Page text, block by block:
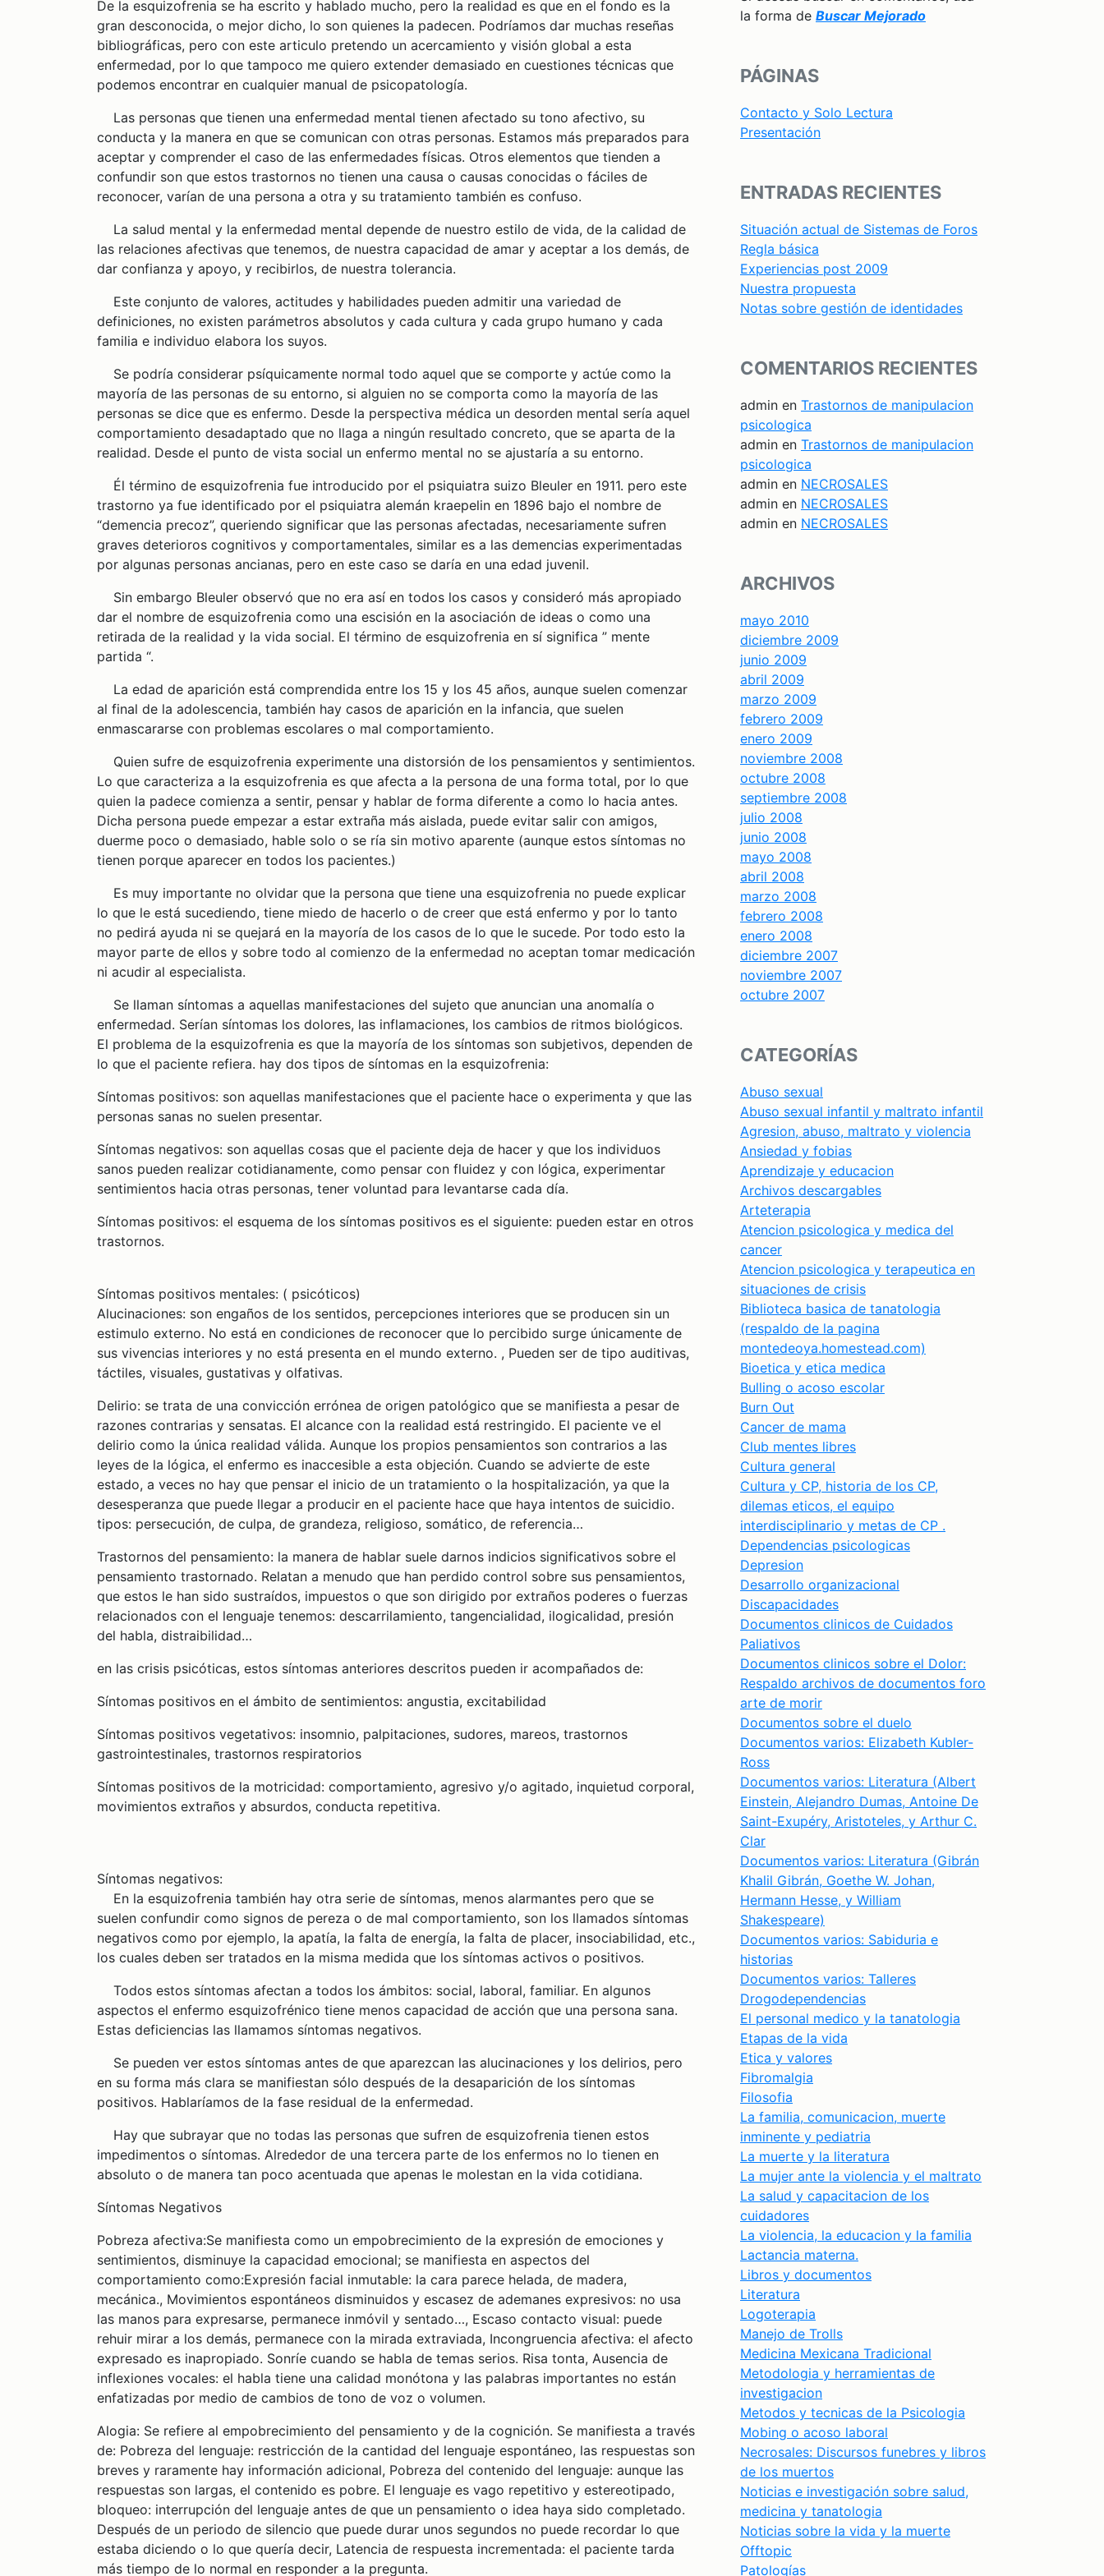
De la esquizofrenia se ha escrito y hablado mucho, pero la realidad es que en el fondo es la
gran desconocida, o mejor dicho, lo son quienes la padecen. Podríamos dar muchas reseñas
bibliográficas, pero con este articulo pretendo un acercamiento y visión global a esta
enfermedad, por lo que tampoco me quiero extender demasiado en cuestiones técnicas que
podemos encontrar en cualquier manual de psicopatología.
Las personas que tienen una enfermedad mental tienen afectado su tono afectivo, su
conducta y la manera en que se comunican con otras personas. Estamos más preparados para
aceptar y comprender el caso de las enfermedades físicas. Otros elementos que tienden a
confundir son que estos trastornos no tienen una causa o causas conocidas o fáciles de
reconocer, varían de una persona a otra y su tratamiento también es confuso.
La salud mental y la enfermedad mental depende de nuestro estilo de vida, de la calidad de
las relaciones afectivas que tenemos, de nuestra capacidad de amar y aceptar a los demás, de
dar confianza y apoyo, y recibirlos, de nuestra tolerancia.
Este conjunto de valores, actitudes y habilidades pueden admitir una variedad de
definiciones, no existen parámetros absolutos y cada cultura y cada grupo humano y cada
familia e individuo elabora los suyos.
Se podría considerar psíquicamente normal todo aquel que se comporte y actúe como la
mayoría de las personas de su entorno, si alguien no se comporta como la mayoría de las
personas se dice que es enfermo. Desde la perspectiva médica un desorden mental sería aquel
comportamiento desadaptado que no llaga a ningún resultado concreto, que se aparta de la
realidad. Desde el punto de vista social un enfermo mental no se ajustaría a su entorno.
Él término de esquizofrenia fue introducido por el psiquiatra suizo Bleuler en 1911. pero este
trastorno ya fue identificado por el psiquiatra alemán kraepelin en 1896 bajo el nombre de
“demencia precoz”, queriendo significar que las personas afectadas, necesariamente sufren
graves deterioros cognitivos y comportamentales, similar es a las demencias experimentadas
por algunas personas ancianas, pero en este caso se daría en una edad juvenil.
Sin embargo Bleuler observó que no era así en todos los casos y consideró más apropiado
dar el nombre de esquizofrenia como una escisión en la asociación de ideas o como una
retirada de la realidad y la vida social. El término de esquizofrenia en sí significa ” mente
partida “.
La edad de aparición está comprendida entre los 15 y los 45 años, aunque suelen comenzar
al final de la adolescencia, también hay casos de aparición en la infancia, que suelen
enmascararse con problemas escolares o mal comportamiento.
Quien sufre de esquizofrenia experimente una distorsión de los pensamientos y sentimientos.
Lo que caracteriza a la esquizofrenia es que afecta a la persona de una forma total, por lo que
quien la padece comienza a sentir, pensar y hablar de forma diferente a como lo hacia antes.
Dicha persona puede empezar a estar extraña más aislada, puede evitar salir con amigos,
duerme poco o demasiado, hable solo o se ría sin motivo aparente (aunque estos síntomas no
tienen porque aparecer en todos los pacientes.)
Es muy importante no olvidar que la persona que tiene una esquizofrenia no puede explicar
lo que le está sucediendo, tiene miedo de hacerlo o de creer que está enfermo y por lo tanto
no pedirá ayuda ni se quejará en la mayoría de los casos de lo que le sucede. Por todo esto la
mayor parte de ellos y sobre todo al comienzo de la enfermedad no aceptan tomar medicación
ni acudir al especialista.
Se llaman síntomas a aquellas manifestaciones del sujeto que anuncian una anomalía o
enfermedad. Serían síntomas los dolores, las inflamaciones, los cambios de ritmos biológicos.
El problema de la esquizofrenia es que la mayoría de los síntomas son subjetivos, dependen de
lo que el paciente refiera. hay dos tipos de síntomas en la esquizofrenia:
Síntomas positivos: son aquellas manifestaciones que el paciente hace o experimenta y que las
personas sanas no suelen presentar.
Síntomas negativos: son aquellas cosas que el paciente deja de hacer y que los individuos
sanos pueden realizar cotidianamente, como pensar con fluidez y con lógica, experimentar
sentimientos hacia otras personas, tener voluntad para levantarse cada día.
Síntomas positivos: el esquema de los síntomas positivos es el siguiente: pueden estar en otros
trastornos.
Síntomas positivos mentales: ( psicóticos)
Alucinaciones: son engaños de los sentidos, percepciones interiores que se producen sin un
estimulo externo. No está en condiciones de reconocer que lo percibido surge únicamente de
sus vivencias interiores y no está presenta en el mundo externo. , Pueden ser de tipo auditivas,
táctiles, visuales, gustativas y olfativas.
Delirio: se trata de una convicción errónea de origen patológico que se manifiesta a pesar de
razones contrarias y sensatas. El alcance con la realidad está restringido. El paciente ve el
delirio como la única realidad válida. Aunque los propios pensamientos son contrarios a las
leyes de la lógica, el enfermo es inaccesible a esta objeción. Cuando se advierte de este
estado, a veces no hay que pensar el inicio de un tratamiento o la hospitalización, ya que la
desesperanza que puede llegar a producir en el paciente hace que haya intentos de suicidio.
tipos: persecución, de culpa, de grandeza, religioso, somático, de referencia…
Trastornos del pensamiento: la manera de hablar suele darnos indicios significativos sobre el
pensamiento trastornado. Relatan a menudo que han perdido control sobre sus pensamientos,
que estos le han sido sustraídos, impuestos o que son dirigido por extraños poderes o fuerzas
relacionados con el lenguaje tenemos: descarrilamiento, tangencialidad, ilogicalidad, presión
del habla, distraibilidad…
en las crisis psicóticas, estos síntomas anteriores descritos pueden ir acompañados de:
Síntomas positivos en el ámbito de sentimientos: angustia, excitabilidad
Síntomas positivos vegetativos: insomnio, palpitaciones, sudores, mareos, trastornos
gastrointestinales, trastornos respiratorios
Síntomas positivos de la motricidad: comportamiento, agresivo y/o agitado, inquietud corporal,
movimientos extraños y absurdos, conducta repetitiva.
Síntomas negativos:
En la esquizofrenia también hay otra serie de síntomas, menos alarmantes pero que se
suelen confundir como signos de pereza o de mal comportamiento, son los llamados síntomas
negativos como por ejemplo, la apatía, la falta de energía, la falta de placer, insociabilidad, etc.,
los cuales deben ser tratados en la misma medida que los síntomas activos o positivos.
Todos estos síntomas afectan a todos los ámbitos: social, laboral, familiar. En algunos
aspectos el enfermo esquizofrénico tiene menos capacidad de acción que una persona sana.
Estas deficiencias las llamamos síntomas negativos.
Se pueden ver estos síntomas antes de que aparezcan las alucinaciones y los delirios, pero
en su forma más clara se manifiestan sólo después de la desaparición de los síntomas
positivos. Hablaríamos de la fase residual de la enfermedad.
Hay que subrayar que no todas las personas que sufren de esquizofrenia tienen estos
impedimentos o síntomas. Alrededor de una tercera parte de los enfermos no lo tienen en
absoluto o de manera tan poco acentuada que apenas le molestan en la vida cotidiana.
Síntomas Negativos
Pobreza afectiva:Se manifiesta como un empobrecimiento de la expresión de emociones y
sentimientos, disminuye la capacidad emocional; se manifiesta en aspectos del
comportamiento como:Expresión facial inmutable: la cara parece helada, de madera,
mecánica., Movimientos espontáneos disminuidos y escasez de ademanes expresivos: no usa
las manos para expresarse, permanece inmóvil y sentado…, Escaso contacto visual: puede
rehuir mirar a los demás, permanece con la mirada extraviada, Incongruencia afectiva: el afecto
expresado es inapropiado. Sonríe cuando se habla de temas serios. Risa tonta, Ausencia de
inflexiones vocales: el habla tiene una calidad monótona y las palabras importantes no están
enfatizadas por medio de cambios de tono de voz o volumen.
Alogia: Se refiere al empobrecimiento del pensamiento y de la cognición. Se manifiesta a través
de: Pobreza del lenguaje: restricción de la cantidad del lenguaje espontáneo, las respuestas son
breves y raramente hay información adicional, Pobreza del contenido del lenguaje: aunque las
respuestas son largas, el contenido es pobre. El lenguaje es vago repetitivo y estereotipado,
bloqueo: interrupción del lenguaje antes de que un pensamiento o idea haya sido completado.
Después de un periodo de silencio que puede durar unos segundos no puede recordar lo que
estaba diciendo o lo que quería decir, Latencia de respuesta incrementada: el paciente tarda
más tiempo de lo normal en responder a la pregunta.
la forma de Buscar Mejorado
PÁGINAS
Contacto y Solo Lectura
Presentación
ENTRADAS RECIENTES
Situación actual de Sistemas de Foros
Regla básica
Experiencias post 2009
Nuestra propuesta
Notas sobre gestión de identidades
COMENTARIOS RECIENTES
admin en Trastornos de manipulacion
psicologica
admin en Trastornos de manipulacion
psicologica
admin en NECROSALES
admin en NECROSALES
admin en NECROSALES
ARCHIVOS
mayo 2010
diciembre 2009
junio 2009
abril 2009
marzo 2009
febrero 2009
enero 2009
noviembre 2008
octubre 2008
septiembre 2008
julio 2008
junio 2008
mayo 2008
abril 2008
marzo 2008
febrero 2008
enero 2008
diciembre 2007
noviembre 2007
octubre 2007
CATEGORÍAS
Abuso sexual
Abuso sexual infantil y maltrato infantil
Agresion, abuso, maltrato y violencia
Ansiedad y fobias
Aprendizaje y educacion
Archivos descargables
Arteterapia
Atencion psicologica y medica del
cancer
Atencion psicologica y terapeutica en
situaciones de crisis
Biblioteca basica de tanatologia
(respaldo de la pagina
montedeoya.homestead.com)
Bioetica y etica medica
Bulling o acoso escolar
Burn Out
Cancer de mama
Club mentes libres
Cultura general
Cultura y CP, historia de los CP,
dilemas eticos, el equipo
interdisciplinario y metas de CP .
Dependencias psicologicas
Depresion
Desarrollo organizacional
Discapacidades
Documentos clinicos de Cuidados
Paliativos
Documentos clinicos sobre el Dolor:
Respaldo archivos de documentos foro
arte de morir
Documentos sobre el duelo
Documentos varios: Elizabeth Kubler-
Ross
Documentos varios: Literatura (Albert
Einstein, Alejandro Dumas, Antoine De
Saint-Exupéry, Aristoteles, y Arthur C.
Clar
Documentos varios: Literatura (Gibrán
Khalil Gibrán, Goethe W. Johan,
Hermann Hesse, y William
Shakespeare)
Documentos varios: Sabiduria e
historias
Documentos varios: Talleres
Drogodependencias
El personal medico y la tanatologia
Etapas de la vida
Etica y valores
Fibromalgia
Filosofia
La familia, comunicacion, muerte
inminente y pediatria
La muerte y la literatura
La mujer ante la violencia y el maltrato
La salud y capacitacion de los
cuidadores
La violencia, la educacion y la familia
Lactancia materna.
Libros y documentos
Literatura
Logoterapia
Manejo de Trolls
Medicina Mexicana Tradicional
Metodologia y herramientas de
investigacion
Metodos y tecnicas de la Psicologia
Mobing o acoso laboral
Necrosales: Discursos funebres y libros
de los muertos
Noticias e investigación sobre salud,
medicina y tanatologia
Noticias sobre la vida y la muerte
Offtopic
Patologías